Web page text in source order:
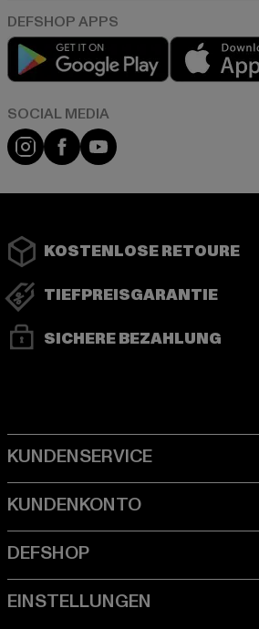
Play market
Instagram
FacebookYouTube
KOSTENLOSE RETOURE
TIEFPREISGARANTIE
SICHERE BEZAHLUNG